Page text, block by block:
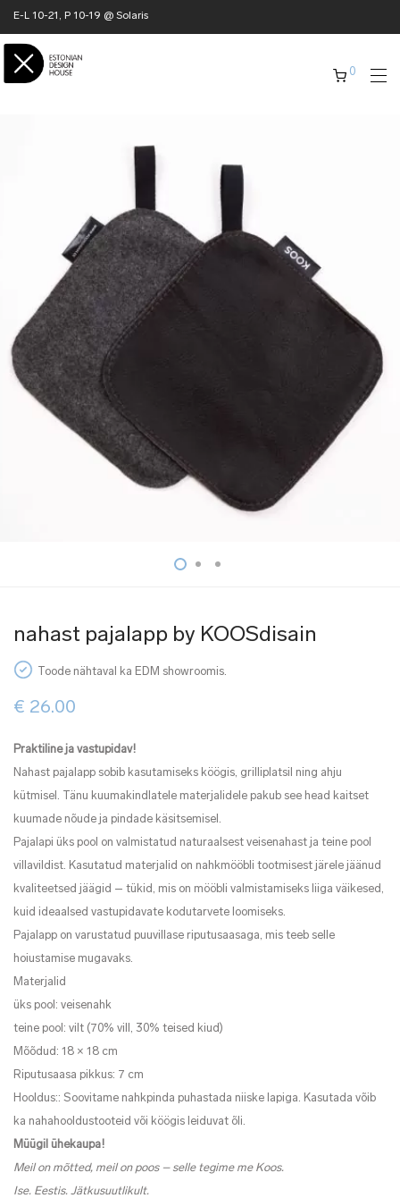
E-L 10-21, P 10-19 @ Solaris
0
nahast pajalapp by KOOSdisain
Toode nähtaval ka EDM showroomis.
€ 26.00
Praktiline ja vastupidav!
Nahast pajalapp sobib kasutamiseks köögis, grilliplatsil ning ahju
kütmisel. Tänu kuumakindlatele materjalidele pakub see head kaitset
kuumade nõude ja pindade käsitsemisel.
Pajalapi üks pool on valmistatud naturaalsest veisenahast ja teine pool
villavildist. Kasutatud materjalid on nahkmööbli tootmisest järele jäänud
kvaliteetsed jäägid – tükid, mis on mööbli valmistamiseks liiga väikesed,
kuid ideaalsed vastupidavate kodutarvete loomiseks.
Pajalapp on varustatud puuvillase riputusaasaga, mis teeb selle
hoiustamise mugavaks.
Materjalid
üks pool: veisenahk
teine pool: vilt (70% vill, 30% teised kiud)
Mõõdud: 18 × 18 cm
Riputusaasa pikkus: 7 cm
Hooldus:: Soovitame nahkpinda puhastada niiske lapiga. Kasutada võib
ka nahahooldustooteid või köögis leiduvat õli.
Müügil ühekaupa!
Meil on mõtted, meil on poos – selle tegime me Koos.
Ise. Eestis. Jätkusuutlikult.